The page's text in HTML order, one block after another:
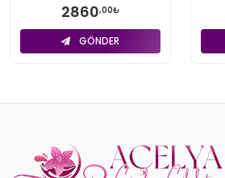
2860,00₺
GÖNDER